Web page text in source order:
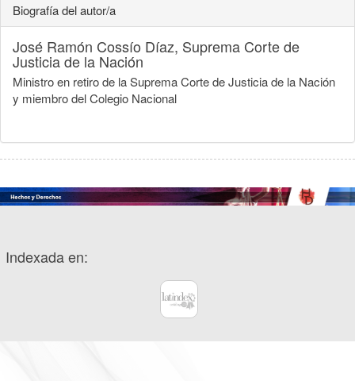
Biografía del autor/a
José Ramón Cossío Díaz, Suprema Corte de
Justicia de la Nación
Ministro en retiro de la Suprema Corte de Justicia de la Nación
y miembro del Colegio Nacional
Indexada en: